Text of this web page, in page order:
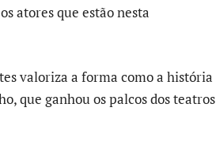
atores que estão nesta
valoriza a forma como a história
que ganhou os palcos dos teatros